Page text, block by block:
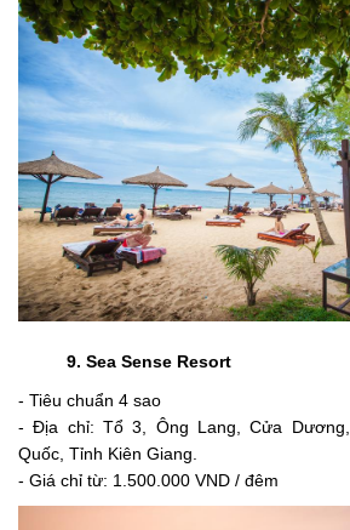
9. Sea Sense Resort
- Tiêu chuẩn 4 sao
- Địa chỉ: Tổ 3, Ông Lang, Cửa
Quốc, Tỉnh Kiên Giang.
- Giá chỉ từ: 1.500.000 VND / đêm